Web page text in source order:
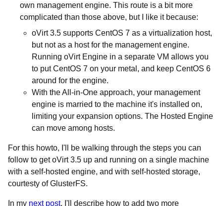
own management engine. This route is a bit more
complicated than those above, but I like it because:
oVirt 3.5 supports CentOS 7 as a virtualization host,
but not as a host for the management engine.
Running oVirt Engine in a separate VM allows you
to put CentOS 7 on your metal, and keep CentOS 6
around for the engine.
With the All-in-One approach, your management
engine is married to the machine it's installed on,
limiting your expansion options. The Hosted Engine
can move among hosts.
For this howto, I'll be walking through the steps you can
follow to get oVirt 3.5 up and running on a single machine
with a self-hosted engine, and with self-hosted storage,
courtesty of GlusterFS.
In my next post, I'll describe how to add two more